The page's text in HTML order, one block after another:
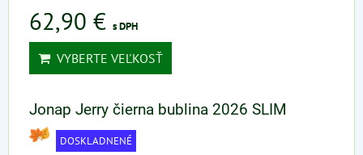
62,90 € s DPH
VYBERTE VEĽKOSŤ
Jonap Jerry čierna bublina 2026 SLIM
DOSKLADNENÉ